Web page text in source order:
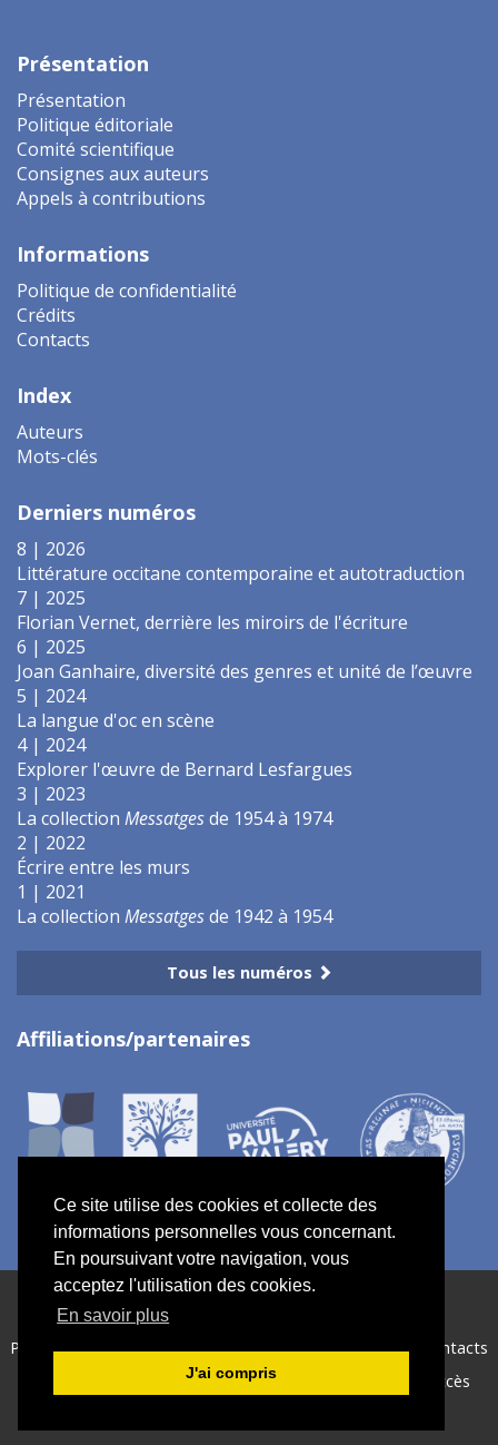
Ce site utilise des cookies et collecte des
informations personnelles vous concernant.
En poursuivant votre navigation, vous
acceptez l'utilisation des cookies.
En savoir plus
J'ai compris
Présentation
Présentation
Politique éditoriale
Comité scientifique
Consignes aux auteurs
Appels à contributions
Informations
Politique de confidentialité
Crédits
Contacts
Index
Auteurs
Mots-clés
Derniers numéros
8 | 2026
Littérature occitane contemporaine et autotraduction
7 | 2025
Florian Vernet, derrière les miroirs de l'écriture
6 | 2025
Joan Ganhaire, diversité des genres et unité de l’œuvre
5 | 2024
La langue d'oc en scène
4 | 2024
Explorer l'œuvre de Bernard Lesfargues
3 | 2023
La collection Messatgesde 1954 à 1974
2 | 2022
Écrire entre les murs
1 | 2021
La collection Messatgesde 1942 à 1954
Tous les numéros
Affiliations/partenaires
ISSN électronique 2967-7734
Plan du site—Politique de confidentialité—Crédits—
Contacts
Créé et hébergé par Chapitre 9—
Accès